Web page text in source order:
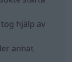
hjälp av
annat